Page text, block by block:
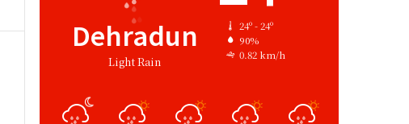
Dehradun
Light Rain
24º - 24º
90%
0.82 km/h